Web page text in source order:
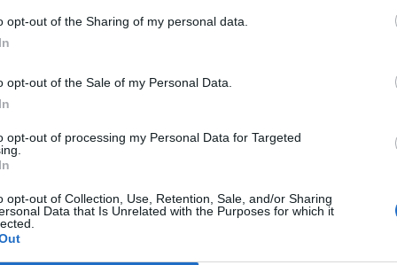
opt-out of the Sharing of my personal data.
opt-out of the Sale of my Personal Data.
opt-out of processing my Personal Data for Targeted
opt-out of Collection, Use, Retention, Sale, and/or Sharing
Data that Is Unrelated with the Purposes for which it